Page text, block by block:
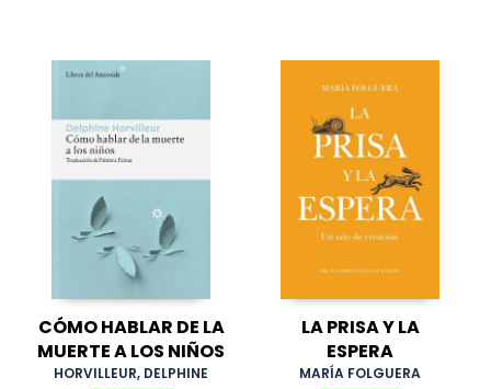
CÓMO HABLAR DE LA
MUERTE A LOS NIÑOS
HORVILLEUR, DELPHINE
LA PRISA Y LA
ESPERA
MARÍA FOLGUERA